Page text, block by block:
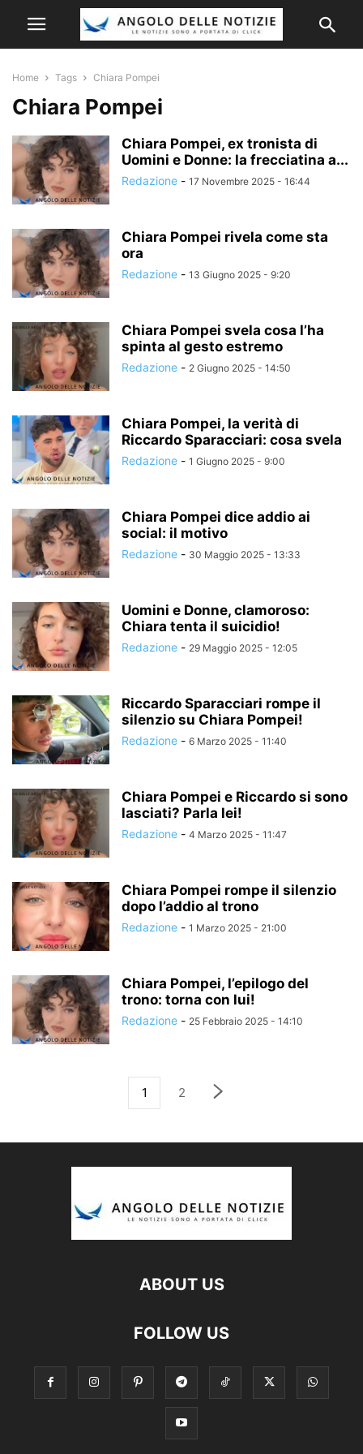
Home Tags Chiara Pompei
Chiara Pompei
Chiara Pompei, ex tronista di
Uomini e Donne: la frecciatina a...
Redazione - 17 Novembre 2025 - 16:44
Chiara Pompei rivela come sta
ora
Redazione - 13 Giugno 2025 - 9:20
Chiara Pompei svela cosa l’ha
spinta al gesto estremo
Redazione - 2 Giugno 2025 - 14:50
Chiara Pompei, la verità di
Riccardo Sparacciari: cosa svela
Redazione - 1 Giugno 2025 - 9:00
Chiara Pompei dice addio ai
social: il motivo
Redazione - 30 Maggio 2025 - 13:33
Uomini e Donne, clamoroso:
Chiara tenta il suicidio!
Redazione - 29 Maggio 2025 - 12:05
Riccardo Sparacciari rompe il
silenzio su Chiara Pompei!
Redazione - 6 Marzo 2025 - 11:40
Chiara Pompei e Riccardo si sono
lasciati? Parla lei!
Redazione - 4 Marzo 2025 - 11:47
Chiara Pompei rompe il silenzio
dopo l’addio al trono
Redazione - 1 Marzo 2025 - 21:00
Chiara Pompei, l’epilogo del
trono: torna con lui!
Redazione - 25 Febbraio 2025 - 14:10
1 2
ABOUT US
FOLLOW US